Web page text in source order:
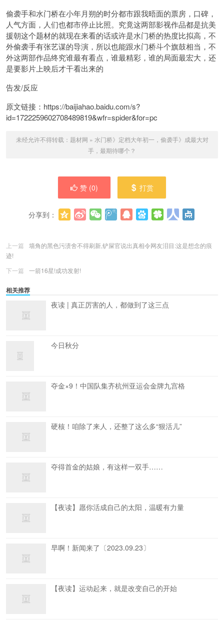
偷袭手和水门桥在小年月朔的时分都市跟我晤面的票房，口碑，
人气方面，人们也都市停止比照。究竟这两部影视作品都是抗美
援朝这个题材的就现在来看的话或许是水门桥的热度比拟高，不
外偷袭手有张艺谋的导演，所以也能跟水门桥斗个旗鼓相当，不
外这两部作品终究谁最有看点，谁最精彩，谁的局面最宏大，还
是要影片上映后才干看出来的
告发/反应
原文链接：https://baijiahao.baidu.com/s?
id=1722259602708489819&wfr=spider&for=pc
未经允许不得转载： 题材网 » 水门桥》定档大年初一，偷袭手》成最大对
手，最期待哪个？
赞 (0) 打赏
分享到：
上一篇
墙角的黑色污渍舍不得刷新,铲屎官说出真相令网友泪目:这是想念的痕
迹!
下一篇
一箭16星!成功发射!
相关推荐
夜读 | 真正厉害的人，都做到了这三点
今日秋分
夺金×9！中国队集齐杭州亚运会金牌九宫格
硬核！咱除了来人，还整了这么多“狠活儿”
夺得首金的姑娘，有这样一双手……
【夜读】愿你活成自己的太阳，温暖有力量
早啊！新闻来了〔2023.09.23〕
【夜读】运动起来，就是改变自己的开始